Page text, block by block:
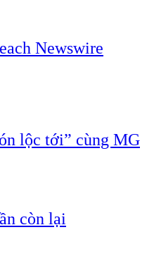
Newswire
lộc tới” cùng MG
còn lại